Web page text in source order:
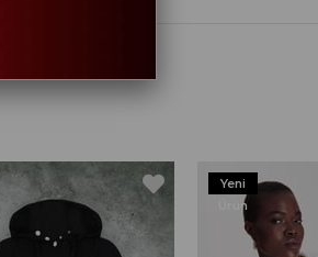
Yeni
Ürün